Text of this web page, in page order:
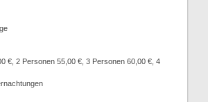
€, 2 Personen 55,00 €, 3 Personen 60,00 €, 4